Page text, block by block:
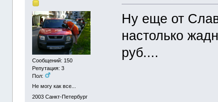
Сообщений: 150
Репутация: 3
Пол:
Не могу как все...
2003 Санкт-Петербург
Ну еще от
настолько
руб....